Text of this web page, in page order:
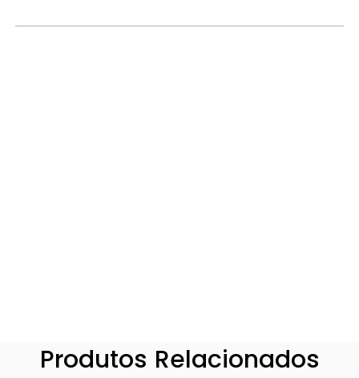
Produtos Relacionados